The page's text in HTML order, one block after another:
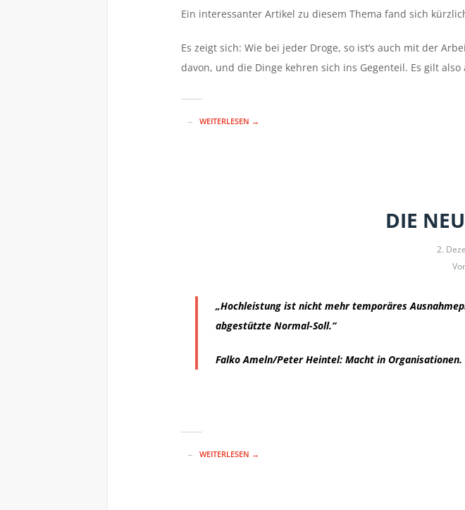
Ein interessanter Artikel zu diesem Thema fand sich
Es zeigt sich: Wie bei jeder Droge, so ist’s auch mit der
davon, und die Dinge kehren sich ins Gegenteil. Es gilt
WEITERLESEN →
DIE
2.
„Hochleistung ist nicht mehr temporäres
abgestützte Normal-Soll.“
Falko Ameln/Peter Heintel: Macht in
WEITERLESEN →